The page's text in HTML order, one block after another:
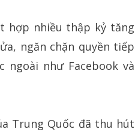
hợp nhiều thập kỷ tăng
ngăn chặn quyền tiếp
ngoài như Facebook và
Trung Quốc đã thu hút